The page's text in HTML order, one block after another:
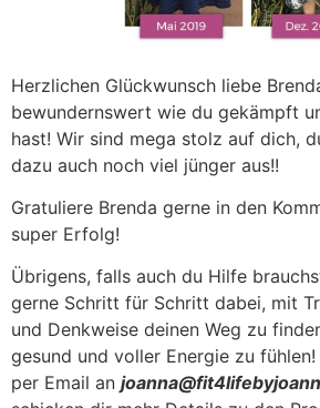
Herzlichen Glückwunsch liebe
bewundernswert wie du gekämpft
hast! Wir sind mega stolz auf dich,
dazu auch noch viel jünger aus!!
Gratuliere Brenda gerne in den
super Erfolg!
Übrigens, falls auch du Hilfe
gerne Schritt für Schritt dabei, mit
und Denkweise deinen Weg zu
gesund und voller Energie zu
per Email an